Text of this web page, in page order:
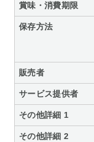
賞味・消費期限
保存方法
販売者
サービス提供者
その他詳細 1
その他詳細 2